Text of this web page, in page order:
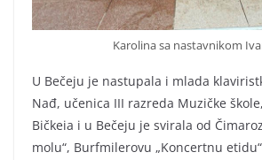
Karolina sa nastavnikom
U Bečeju je nastupala i mlada
Nađ, učenica III razreda Muzičke
Bičkeia i u Bečeju je svirala od
molu“, Burfmilerovu „Koncertnu